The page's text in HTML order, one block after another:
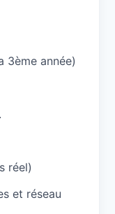
3ème année)
réel)
et réseau